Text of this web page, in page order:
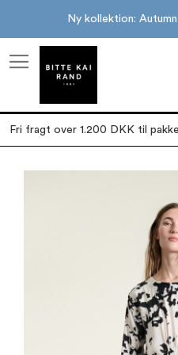
Ny kollektion:
Fri fragt over 1.200 DKK til